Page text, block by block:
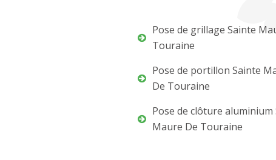
Pose de grillage Sainte
Touraine
Pose de portillon Sainte
De Touraine
Pose de clôture aluminium
Maure De Touraine